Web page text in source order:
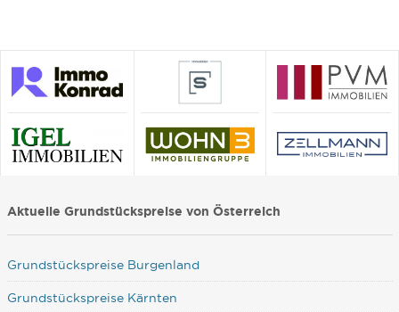
Aktuelle Grundstückspreise von Österreich
Grundstückspreise Burgenland
Grundstückspreise Kärnten